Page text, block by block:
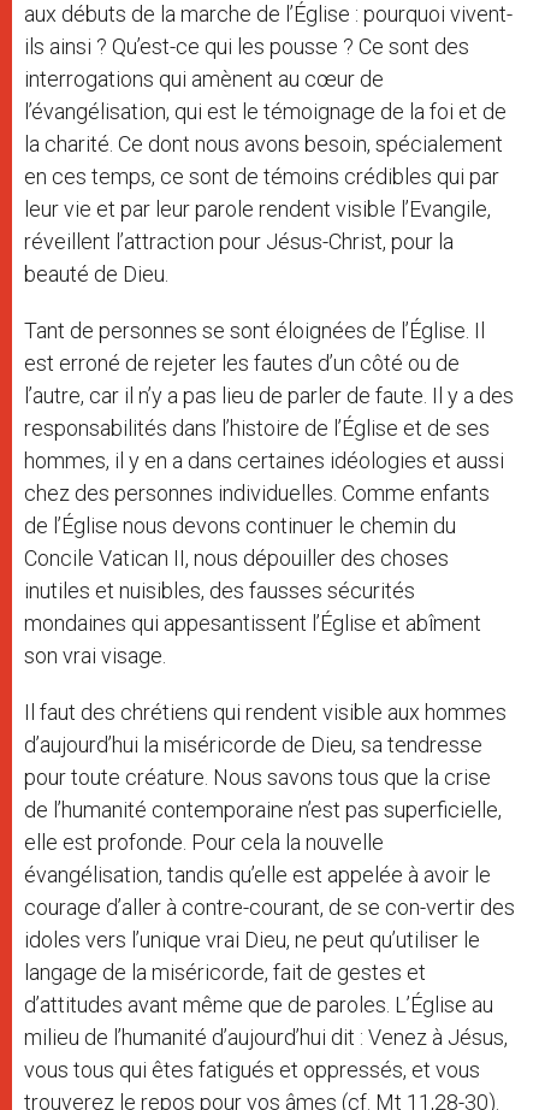
aux débuts de la marche de l’Église : pourquoi vivent-
ils ainsi ? Qu’est-ce qui les pousse ? Ce sont des
interrogations qui amènent au cœur de
l’évangélisation, qui est le témoignage de la foi et de
la charité. Ce dont nous avons besoin, spécialement
en ces temps, ce sont de témoins crédibles qui par
leur vie et par leur parole rendent visible l’Evangile,
réveillent l’attraction pour Jésus-Christ, pour la
beauté de Dieu.
Tant de personnes se sont éloignées de l’Église. Il
est erroné de rejeter les fautes d’un côté ou de
l’autre, car il n’y a pas lieu de parler de faute. Il y a des
responsabilités dans l’histoire de l’Église et de ses
hommes, il y en a dans certaines idéologies et aussi
chez des personnes individuelles. Comme enfants
de l’Église nous devons continuer le chemin du
Concile Vatican II, nous dépouiller des choses
inutiles et nuisibles, des fausses sécurités
mondaines qui appesantissent l’Église et abîment
son vrai visage.
Il faut des chrétiens qui rendent visible aux hommes
d’aujourd’hui la miséricorde de Dieu, sa tendresse
pour toute créature. Nous savons tous que la crise
de l’humanité contemporaine n’est pas superficielle,
elle est profonde. Pour cela la nouvelle
évangélisation, tandis qu’elle est appelée à avoir le
courage d’aller à contre-courant, de se con-vertir des
idoles vers l’unique vrai Dieu, ne peut qu’utiliser le
langage de la miséricorde, fait de gestes et
d’attitudes avant même que de paroles. L’Église au
milieu de l’humanité d’aujourd’hui dit : Venez à Jésus,
vous tous qui êtes fatigués et oppressés, et vous
trouverez le repos pour vos âmes (cf. Mt 11,28-30).